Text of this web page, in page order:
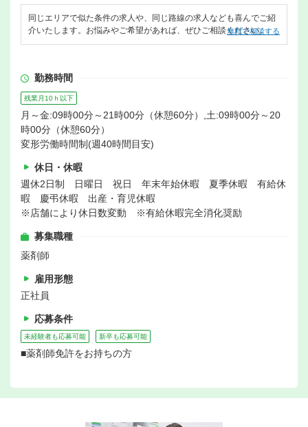
同じエリアで似た条件の求人や、同じ路線の求人なども喜んでご紹
介いたします。お悩みやご希望があれば、ぜひご相談ください。
無料で相談する
勤務時間
残業月10ｈ以下
月～金:09時00分～21時00分（休憩60分）,土:09時00分～20
時00分（休憩60分）
変形労働時間制(週40時間目安)
休日・休暇
週休2日制 日曜日 祝日 年末年始休暇 夏季休暇 有給休
暇 慶弔休暇 出産・育児休暇
※店舗により休日数変動 ※有給休暇完全消化奨励
募集職種
薬剤師
雇用形態
正社員
応募条件
未経験者も応募可能 新卒も応募可能
■薬剤師免許をお持ちの方